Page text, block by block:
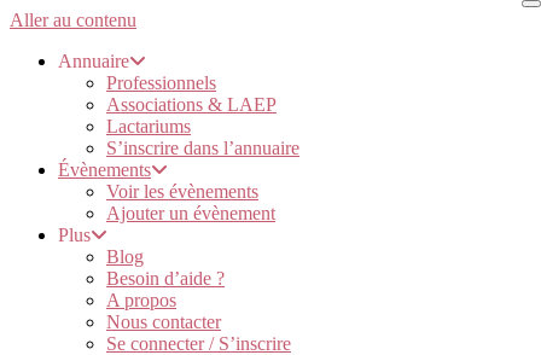
Aller au contenu
Annuaire
Professionnels
Associations & LAEP
Lactariums
S’inscrire dans l’annuaire
Évènements
Voir les évènements
Ajouter un évènement
Plus
Blog
Besoin d’aide ?
A propos
Nous contacter
Se connecter / S’inscrire